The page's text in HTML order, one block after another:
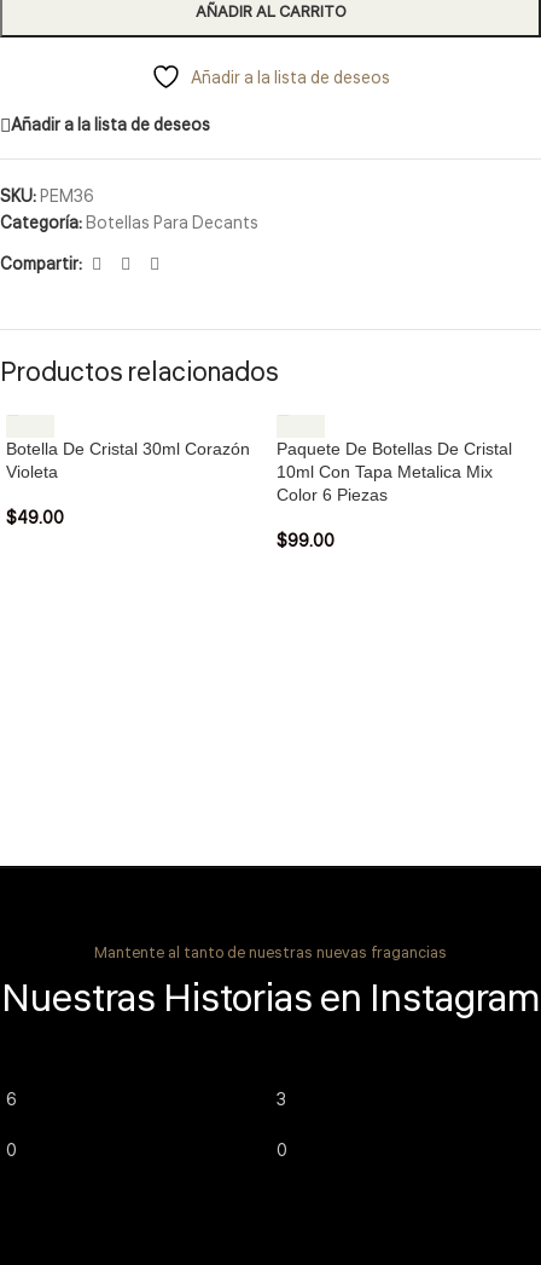
AÑADIR AL CARRITO
Añadir a la lista de deseos
Añadir a la lista de deseos
SKU:PEM36
Categoría:Botellas Para Decants
Compartir:
Productos relacionados
Botella De Cristal 30ml Corazón
Violeta
$49.00
Paquete De Botellas De Cristal
10ml Con Tapa Metalica Mix
Color 6 Piezas
$99.00
Mantente al tanto de nuestras nuevas fragancias
Nuestras Historias en Instagram
6
0
3
0